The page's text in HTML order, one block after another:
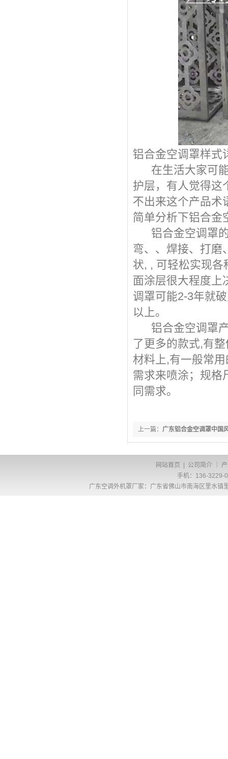
铝合金空调罩样式
在生活大家可能
护层，有人觉得这
不出来这个产品术
简单分析下铝合金
铝合金空调罩的
弯、、焊接、打磨
状, , 可轻松实现
面涂层很大程度上
调罩可能2-3年就
以上。
铝合金空调罩产
了更多的款式,有
材料上,有一般常
需求来喷涂；规格
同需求。
上一篇： 广东铝合金空调罩中国
网站首页 公司简介
手机：136-
广东空调外机罩厂家 ：广东省佛山市南海区里水镇